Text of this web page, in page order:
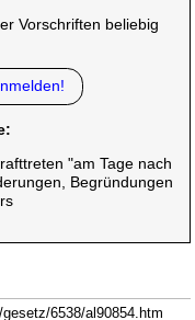
Vorschriften beliebig
"am Tage nach
Begründungen
6538/al90854.htm